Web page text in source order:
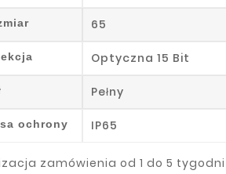
65
Optyczna 15 Bit
Pełny
ochrony IP65
zamówienia od 1 do 5 tygodni